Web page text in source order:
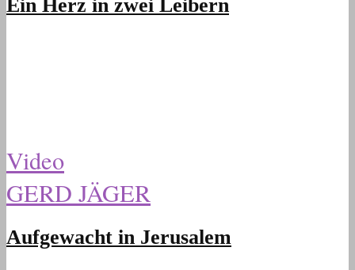
Ein Herz in zwei Leibern
Video
GERD JÄGER
Aufgewacht in Jerusalem